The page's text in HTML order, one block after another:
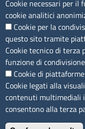
Codice Fiscale
Codice Univoco per
LINK UTILI
Segnalazione di
Amministrazione
Accesso riservato
Cookie necessari per il
cookie analitici
Cookie per la
questo sito tramite
Cookie tecnico di terza
funzione di
Cookie di
Cookie legati alla
contenuti multimediali
consentono alla terza